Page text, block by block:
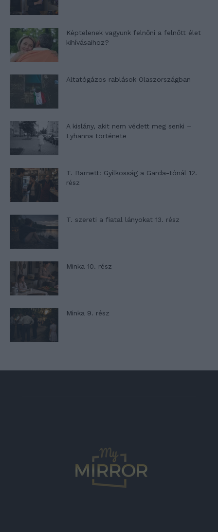
Képtelenek vagyunk felnőni a felnőtt élet
kihívásaihoz?
Altatógázos rablások Olaszországban
A kislány, akit nem védett meg senki –
Lyhanna története
T. Barnett: Gyilkosság a Garda-tónál 12.
rész
T. szereti a fiatal lányokat 13. rész
Minka 10. rész
Minka 9. rész